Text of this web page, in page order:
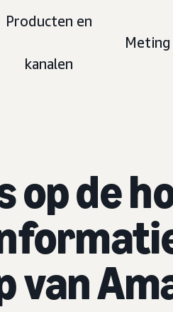
Producten en
kanalen
Meting
op de
van